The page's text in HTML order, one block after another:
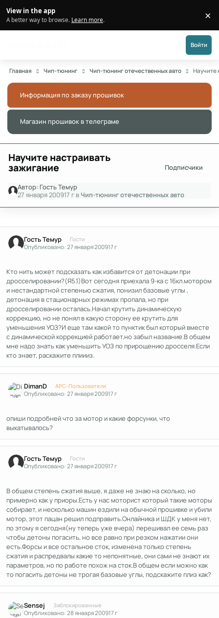
View in the app
A better way to browse. Learn more. ×
Войти
Главная Чип-тюнинг Чип-тюнинг отечественных авто Научите
Информация по заказу прошивок
Магазин прошивок в телеграме
Научите настраивать
зажигание Подписчики
Автор: Гость Темур
27 января 200917 г в Чип-тюнинг отечественных авто
Гость Темур Гости
Опубликовано:27 января 200917 г
Кто нить может подсказать как избавится от детонации при
дросселировании?(Я5.1)Вот сегодня приехала 9-ка с 16кл.мотором
и нестандартной степенью сжатия, понизил базовые углы ,
детонация в стационарных режимах пропала, но при
дросселировании осталась.Начал крутить динамическую
коррекцию, но не понял в какую сторону ее крутить для
уменьшения УОЗ?И еще там какой то пунктик был который вместе
с динамической коррекцией работает,но забыл название.В общем
мне надо знать как уменьшить УОЗ по прирощению дросселя.Если
кто знает, раскажите плиииз.
DimanD APC-Пользователи
Опубликовано:27 января 200917 г
опиши подробней что за мотор и какие форсунки, что
выкатывалось?
Гость Темур Гости
Опубликовано:27 января 200917 г
В общем степень сжатия выше, я даже не знаю на сколько, но
примерно как у приоры.Есть у нас моторист который такие моторы
собирает, и несколько машин ездили на обычной прошивке и убили
мотор, этот пацан решил подправить.Онлайника и ШДК у меня нет,
по этому я сегодня(ну теперь уже вчера) перешивал ее семь раз
чтобы детоны погасить, но все равно при резком нажатии они
есть.Форсы и все остальное сток, изменена только степень
сжатия и распредвалы какие то непонятные, они сами не знают их
параметров, но по работе похож на сток.В общем если можно как
то погасить детоны не трогая базовые углы, подскажите плиз как?
Sensej Заблокированные
Опубликовано:28 января 200917 г